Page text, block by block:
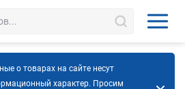
о товарах на сайте несут
характер. Просим